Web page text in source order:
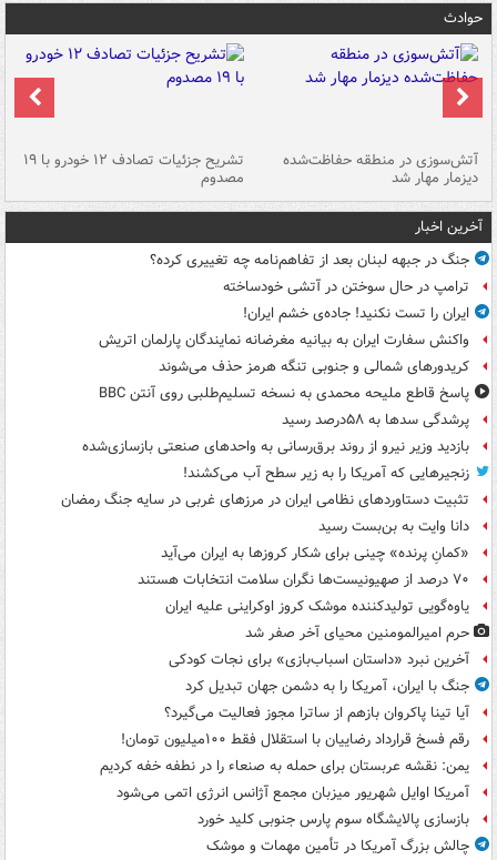
حوادث
آتش‌سوزی در منطقه حفاظت‌شده
دیزمار مهار شد
تشریح جزئیات تصادف ۱۲ خودرو با ۱۹
مصدوم
آخرین اخبار
جنگ در جبهه لبنان بعد از تفاهم‌نامه چه تغییری کرده؟
ترامپ در حال سوختن در آتشی خودساخته
ایران را تست نکنید! جاده‌ی خشم ایران!
واکنش سفارت ایران به بیانیه مغرضانه نمایندگان پارلمان اتریش
کریدورهای شمالی و جنوبی تنگه هرمز حذف می‌شوند
پاسخ قاطع ملیحه محمدی به نسخه تسلیم‌طلبی روی آنتن BBC
پرشدگی سدها به ۵۸درصد رسید
بازدید وزیر نیرو از روند برق‌رسانی به واحدهای صنعتی بازسازی‌شده
زنجیرهایی که آمریکا را به زیر سطح آب می‌کشند!
تثبیت دستاوردهای نظامی ایران در مرزهای غربی در سایه جنگ رمضان
دانا وایت به بن‌بست رسید
«کمانِ پرنده» چینی برای شکار کروزها به ایران می‌آید
۷۰ درصد از صهیونیست‌ها نگران سلامت انتخابات هستند
یاوه‌گویی تولیدکننده موشک کروز اوکراینی علیه ایران
حرم امیرالمومنین محیای آخر صفر شد
آخرین نبرد «داستان اسباب‌بازی» برای نجات کودکی
جنگ با ایران، آمریکا را به دشمن جهان تبدیل کرد
آیا تینا پاکروان بازهم از ساترا مجوز فعالیت می‌گیرد؟
رقم فسخ قرارداد رضاییان با استقلال فقط ۱۰۰میلیون تومان!
یمن: نقشه عربستان برای حمله به صنعاء را در نطفه خفه کردیم
آمریکا اوایل شهریور میزبان مجمع آژانس انرژی اتمی می‌شود
بازسازی پالایشگاه سوم پارس جنوبی کلید خورد
چالش بزرگ آمریکا در تأمین مهمات و موشک